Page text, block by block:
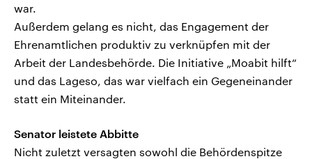
war.
Außerdem gelang es nicht, das Engagement der
Ehrenamtlichen produktiv zu verknüpfen mit der
Arbeit der Landesbehörde. Die Initiative „Moabit hilft“
und das Lageso, das war vielfach ein Gegeneinander
statt ein Miteinander.
Senator leistete Abbitte
Nicht zuletzt versagten sowohl die Behördenspitze